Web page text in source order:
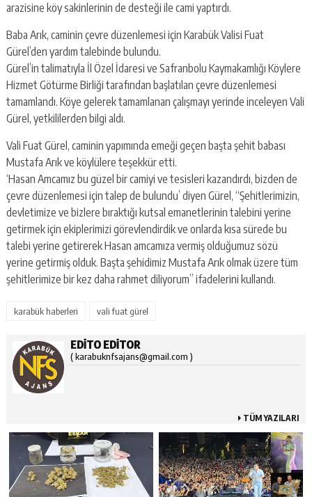
arazisine köy sakinlerinin de desteği ile cami yaptırdı.
Baba Arık, caminin çevre düzenlemesi için Karabük Valisi Fuat
Gürel’den yardım talebinde bulundu.
Gürel’in talimatıyla İl Özel İdaresi ve Safranbolu Kaymakamlığı Köylere
Hizmet Götürme Birliği tarafından başlatılan çevre düzenlemesi
tamamlandı. Köye gelerek tamamlanan çalışmayı yerinde inceleyen Vali
Gürel, yetkililerden bilgi aldı.
Vali Fuat Gürel, caminin yapımında emeği geçen başta şehit babası
Mustafa Arık ve köylülere teşekkür etti.
‘Hasan Amcamız bu güzel bir camiyi ve tesisleri kazandırdı, bizden de
çevre düzenlemesi için talep de bulundu’ diyen Gürel, “Şehitlerimizin,
devletimize ve bizlere bıraktığı kutsal emanetlerinin talebini yerine
getirmek için ekiplerimizi görevlendirdik ve onlarda kısa sürede bu
talebi yerine getirerek Hasan amcamıza vermiş olduğumuz sözü
yerine getirmiş olduk. Başta şehidimiz Mustafa Arık olmak üzere tüm
şehitlerimize bir kez daha rahmet diliyorum” ifadelerini kullandı.
karabük haberleri vali fuat gürel
EDITO EDITOR
( karabuknfsajans@gmail.com )
TÜM YAZILARI